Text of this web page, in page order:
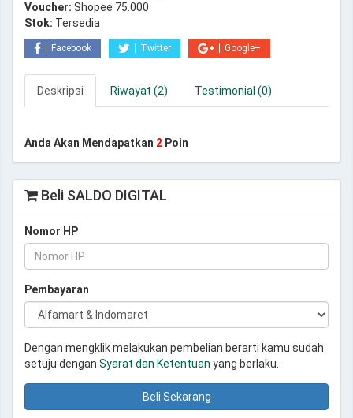
Voucher: Shopee 75.000
Stok: Tersedia
Facebook Twitter Google+
Deskripsi Riwayat (2) Testimonial (0)
Anda Akan Mendapatkan 2 Poin
Beli SALDO DIGITAL
Nomor HP
Pembayaran
Dengan mengklik melakukan pembelian berarti kamu sudah
setuju dengan Syarat dan Ketentuan yang berlaku.
Beli Sekarang